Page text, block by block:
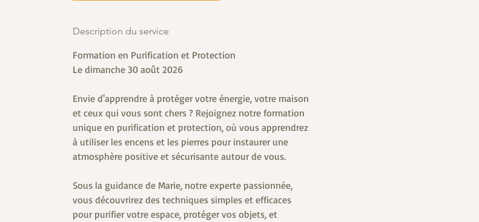
Description du service
Formation en Purification et Protection
Le dimanche 30 août 2026
Envie d'apprendre à protéger votre énergie, votre maison
et ceux qui vous sont chers ? Rejoignez notre formation
unique en purification et protection, où vous apprendrez
à utiliser les encens et les pierres pour instaurer une
atmosphère positive et sécurisante autour de vous.
Sous la guidance de Marie, notre experte passionnée,
vous découvrirez des techniques simples et efficaces
pour purifier votre espace, protéger vos objets, et